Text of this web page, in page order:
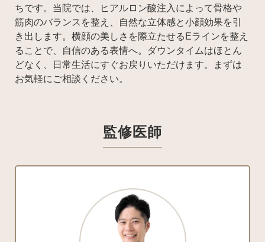
ちです。当院では、ヒアルロン酸注入によって骨格や
筋肉のバランスを整え、自然な立体感と小顔効果を引
き出します。横顔の美しさを際立たせるEラインを整え
ることで、自信のある表情へ。ダウンタイムはほとん
どなく、日常生活にすぐお戻りいただけます。まずは
お気軽にご相談ください。
監修医師